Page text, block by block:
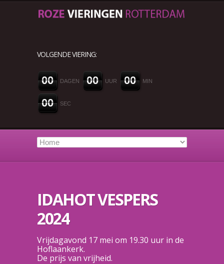
VOLGENDE VIERING:
00 DAGEN 00 UUR 00 MIN
00 SEC
IDAHOT VESPERS
2024
Vrijdagavond 17 mei om 19.30 uur in de
Hoflaankerk.
De prijs van vrijheid.